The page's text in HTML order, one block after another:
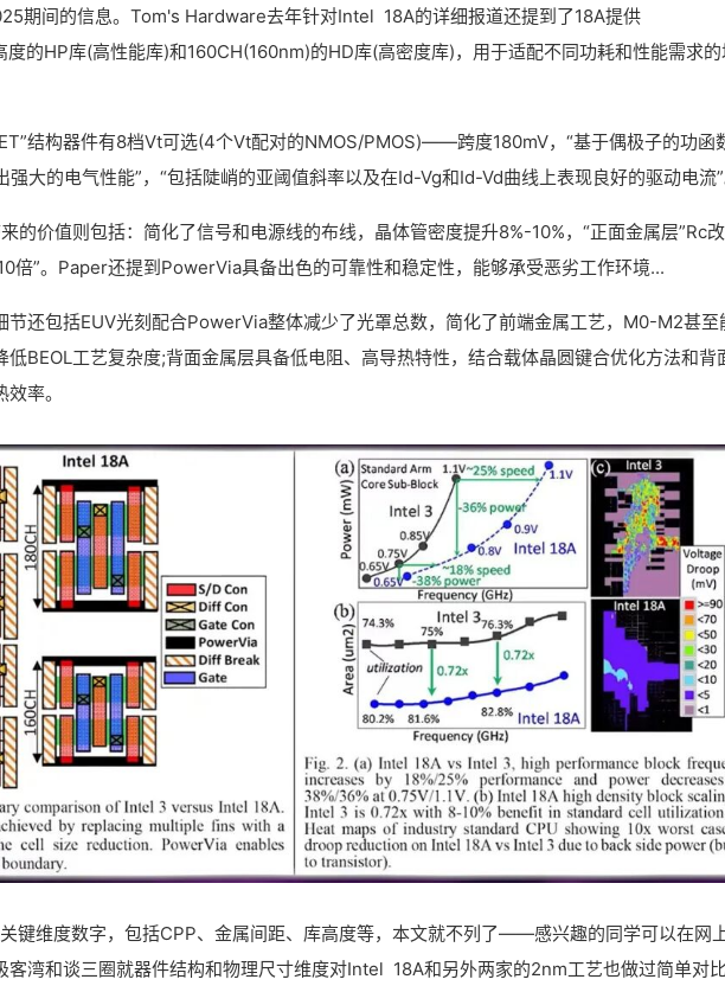
期间的信息。Tom's Hardware去年针对Intel 18A的详细报道还提到了18A提供
度的HP库(高性能库)和160CH(160nm)的HD库(高密度库)，用于适配不同功耗和性能需求的
结构器件有8档Vt可选(4个Vt配对的NMOS/PMOS)——跨度180mV，“基于偶极子的功函
强大的电气性能”，“包括陡峭的亚阈值斜率以及在Id-Vg和Id-Vd曲线上表现良好的驱动电流”
的价值则包括：简化了信号和电源线的布线，晶体管密度提升8%-10%，“正面金属层”Rc
倍”。Paper还提到PowerVia具备出色的可靠性和稳定性，能够承受恶劣工作环境...
节还包括EUV光刻配合PowerVia整体减少了光罩总数，简化了前端金属工艺，M0-M2甚至
低BEOL工艺复杂度;背面金属层具备低电阻、高导热特性，结合载体晶圆键合优化方法和背
率。
键维度数字，包括CPP、金属间距、库高度等，本文就不列了——感兴趣的同学可以在网
客湾和谈三圈就器件结构和物理尺寸维度对Intel 18A和另外两家的2nm工艺也做过简单对比